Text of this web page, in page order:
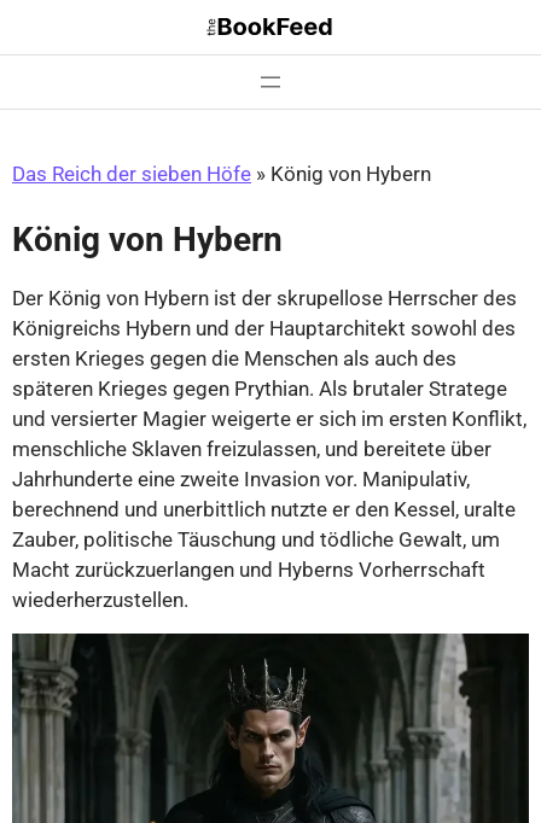
Das Reich der sieben Höfe » König von Hybern
König von Hybern
Der König von Hybern ist der skrupellose Herrscher des
Königreichs Hybern und der Hauptarchitekt sowohl des
ersten Krieges gegen die Menschen als auch des
späteren Krieges gegen Prythian. Als brutaler Stratege
und versierter Magier weigerte er sich im ersten Konflikt,
menschliche Sklaven freizulassen, und bereitete über
Jahrhunderte eine zweite Invasion vor. Manipulativ,
berechnend und unerbittlich nutzte er den Kessel, uralte
Zauber, politische Täuschung und tödliche Gewalt, um
Macht zurückzuerlangen und Hyberns Vorherrschaft
wiederherzustellen.